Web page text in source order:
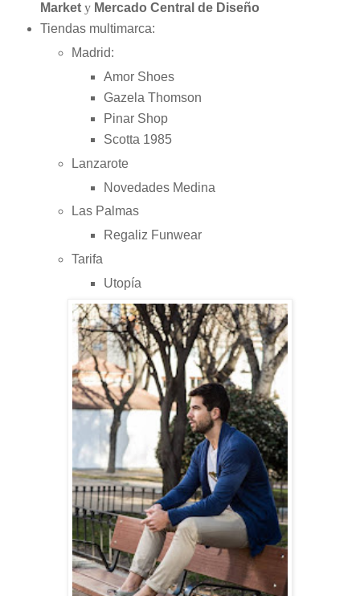
Market yMercado Central de Diseño
Tiendas multimarca:
Madrid:
Amor Shoes
Gazela Thomson
Pinar Shop
Scotta 1985
Lanzarote
Novedades Medina
Las Palmas
Regaliz Funwear
Tarifa
Utopía